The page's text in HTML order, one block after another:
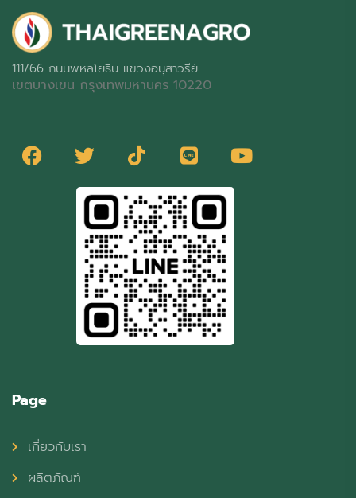
111/66 ถนนพหลโยธิน แขวงอนุสาวรีย์
เขตบางเขน กรุงเทพมหานคร 10220
Page
เกี่ยวกับเรา
ผลิตภัณฑ์